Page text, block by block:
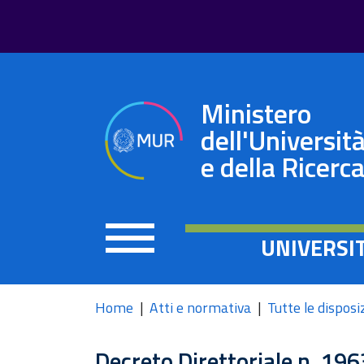
Ministero
dell'Università
e della Ricerca
Home Atti e normativa Tutte le